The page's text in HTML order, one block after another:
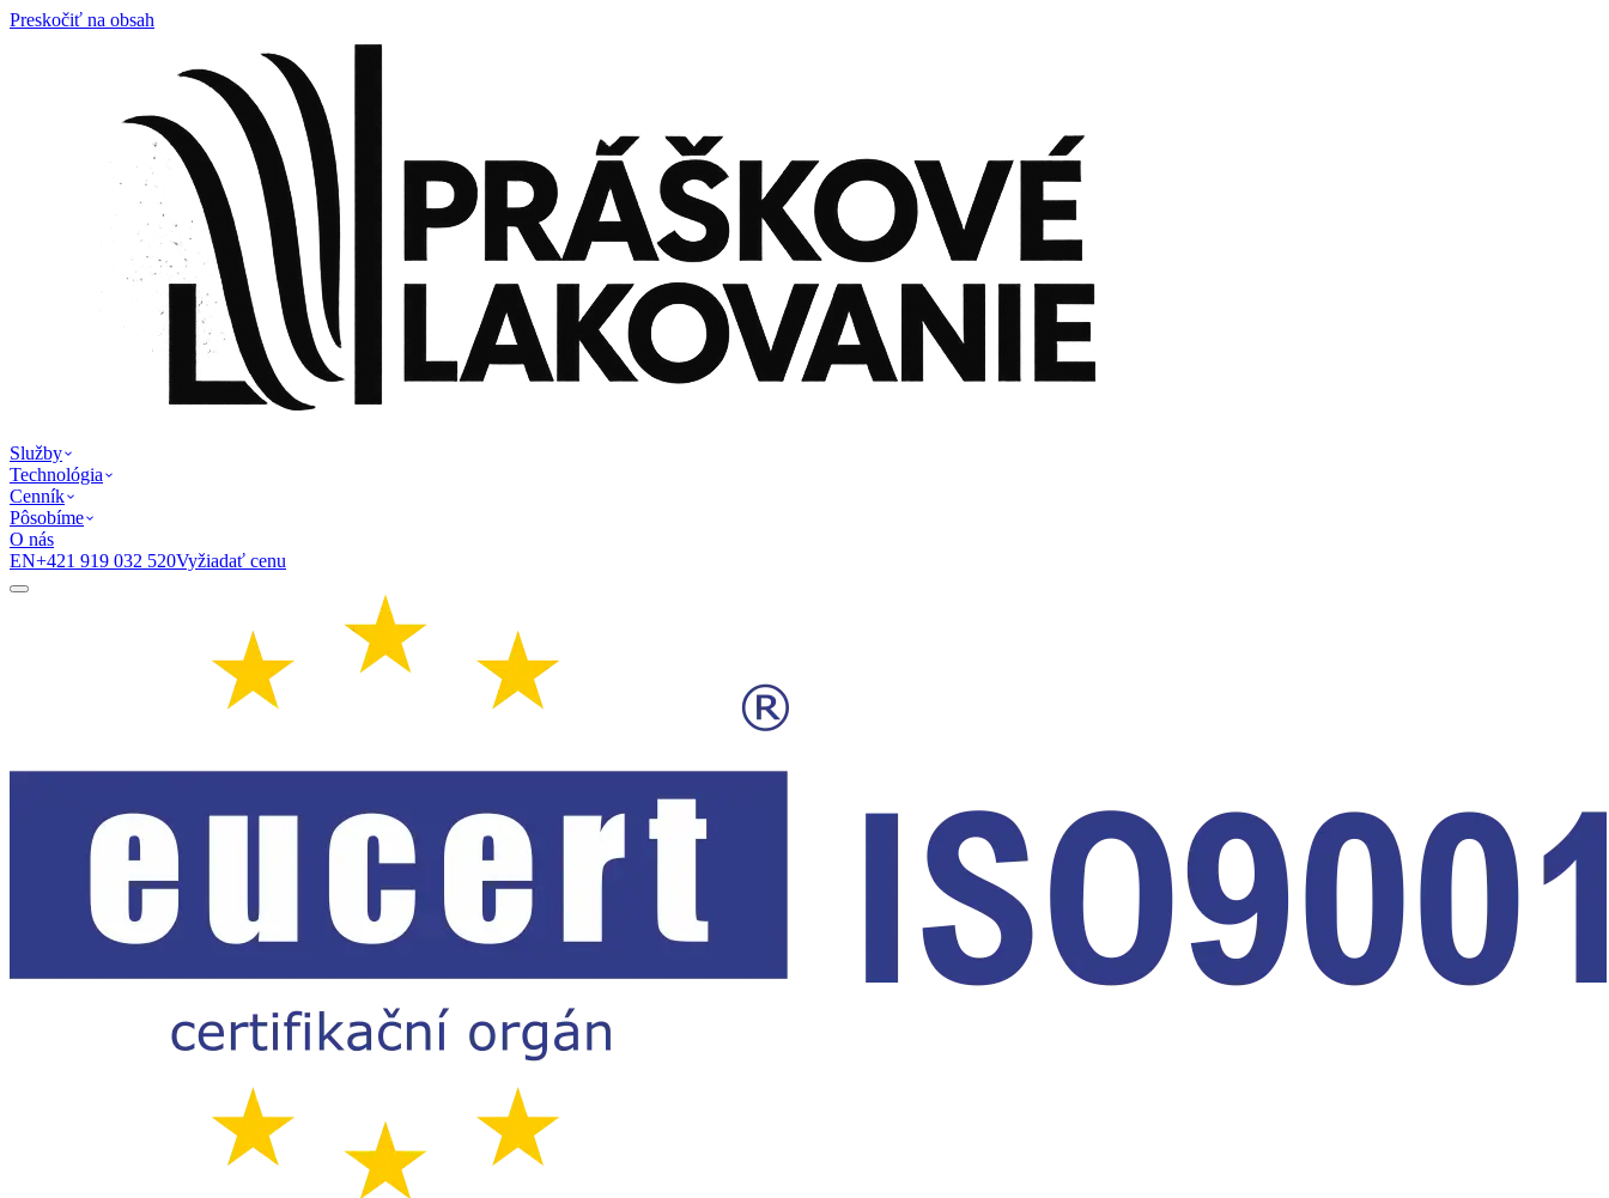
Preskočiť na obsah
Služby
Technológia
Cenník
Pôsobíme
O nás
EN+421 919 032 520Vyžiadať cenu